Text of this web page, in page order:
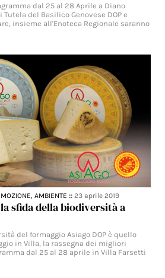
dal 25 al 28 Aprile a Diano
del Basilico Genovese DOP e
insieme all'Enoteca Regionale saranno
AMBIENTE ::23 aprile 2019
sfida della biodiversità a
del formaggio Asiago DOP è quello
in Villa, la rassegna dei migliori
dal 25 al 28 aprile in Villa Farsetti